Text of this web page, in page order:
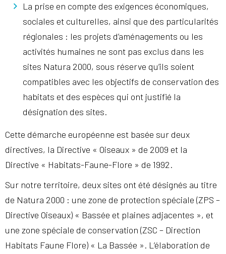
La prise en compte des exigences économiques,
sociales et culturelles, ainsi que des particularités
régionales : les projets d’aménagements ou les
activités humaines ne sont pas exclus dans les
sites Natura 2000, sous réserve qu’ils soient
compatibles avec les objectifs de conservation des
habitats et des espèces qui ont justifié la
désignation des sites.
Cette démarche européenne est basée sur deux
directives, la Directive « Oiseaux » de 2009 et la
Directive « Habitats-Faune-Flore » de 1992.
Sur notre territoire, deux sites ont été désignés au titre
de Natura 2000 : une zone de protection spéciale (ZPS –
Directive Oiseaux) « Bassée et plaines adjacentes », et
une zone spéciale de conservation (ZSC – Direction
Habitats Faune Flore) « La Bassée ». L’élaboration de